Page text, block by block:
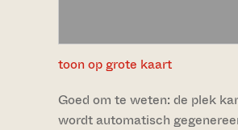
toon op grote kaart
Goed om te weten: de plek
wordt automatisch